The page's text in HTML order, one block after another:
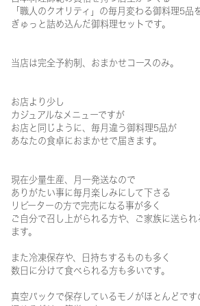
「職人のクオリティ」の毎月変わる御料理5品
ぎゅっと詰め込んだ御料理セットです。
当店は完全予約制、おまかせコースのみ。
お店より少し
カジュアルなメニューですが
お店と同じように、毎月違う御料理5品が
あなたの食卓におまかせで届きます。
現在少量生産、月一発送なので
ありがたい事に毎月楽しみにして下さる
リピーターの方で完売になる事が多く
ご自分で召し上がられる方や、ご家族に送ら
ます。
また冷凍保存や、日持ちするものも多く
数日に分けて食べられる方も多いです。
真空パックで保存しているモノがほとんどです